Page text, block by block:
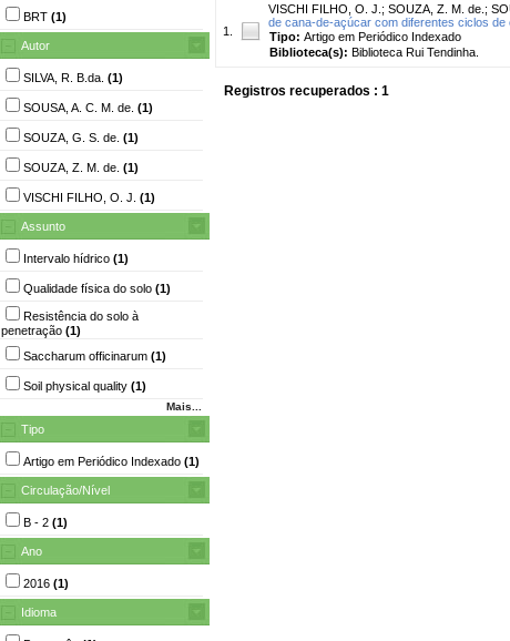
BRT (1)
Autor
SILVA, R. B.da. (1)
SOUSA, A. C. M. de. (1)
SOUZA, G. S. de. (1)
SOUZA, Z. M. de. (1)
VISCHI FILHO, O. J. (1)
Assunto
Intervalo hídrico (1)
Qualidade física do solo (1)
Resistência do solo à
penetração (1)
Saccharum officinarum (1)
Soil physical quality (1)
Mais...
Tipo
Artigo em Periódico Indexado (1)
Circulação/Nível
B - 2 (1)
Ano
2016 (1)
Idioma
1.
VISCHI FILHO, O. J. ; SOUZA, Z. M. de. ;
de cana-de-açúcar com diferentes ciclos de
Tipo: Artigo em Periódico Indexado
Biblioteca(s): Biblioteca Rui Tendinha.
Registros recuperados : 1